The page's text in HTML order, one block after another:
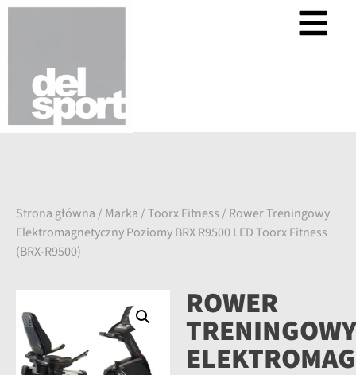
Strona główna / Marka /Toorx Fitness / Rower Treningowy
Elektromagnetyczny Poziomy BRX R9500 LED Toorx Fitness
(BRX-R9500)
ROWER
TRENINGOWY